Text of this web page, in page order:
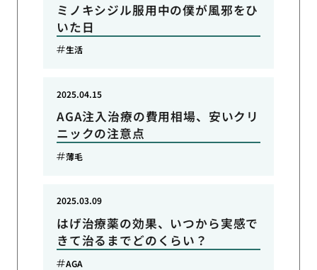
ミノキシジル服用中の僕が風邪をひ
いた日
生活
AGA注入治療の費用相場、安いクリ
ニックの注意点
2025.04.15
薄毛
はげ治療薬の効果、いつから実感で
きて治るまでどのくらい？
2025.03.09
AGA